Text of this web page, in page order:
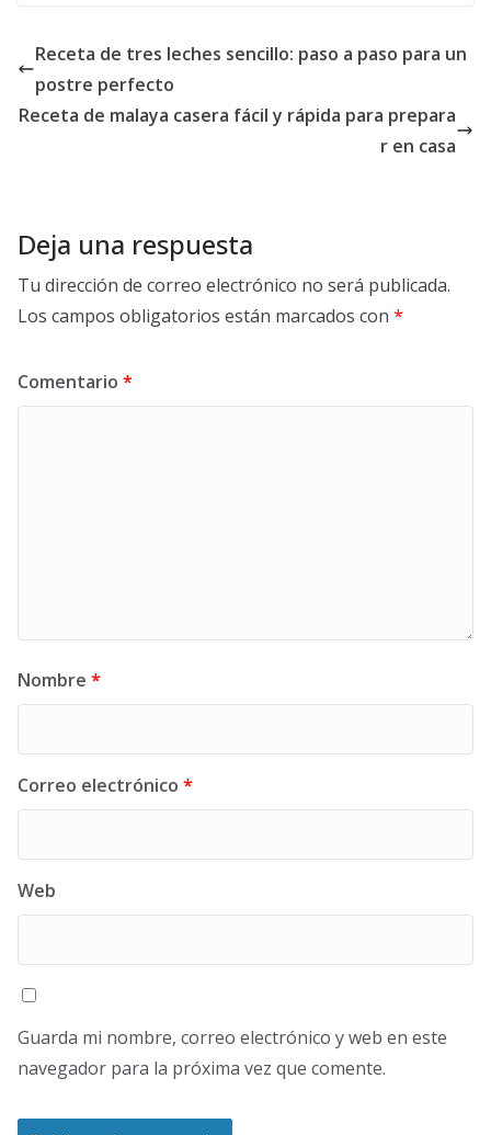
Receta de tres leches sencillo: paso a paso para un
postre perfecto
Receta de malaya casera fácil y rápida para prepara
r en casa
Deja una respuesta
Tu dirección de correo electrónico no será publicada.
Los campos obligatorios están marcados con *
Comentario *
Nombre *
Correo electrónico *
Web
Guarda mi nombre, correo electrónico y web en este
navegador para la próxima vez que comente.